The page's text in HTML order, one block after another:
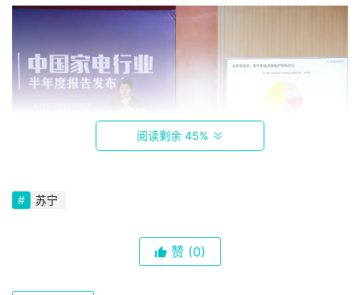
阅读剩余 45%
苏宁
赞 (0)